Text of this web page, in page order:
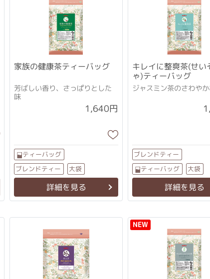
家族の健康茶ティーバッグ
芳ばしい香り、さっぱりとした
味
1,640円
ティーバッグ
ブレンドティー 大袋
詳細を見る
キレイに整爽茶(せい
ゃ)ティーバッグ
ジャスミン茶のさわや
ブレンドティー
ティーバッグ 大袋
詳細を見る
NEW